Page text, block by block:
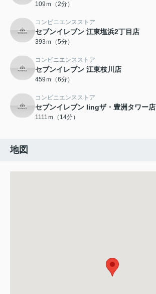
109ｍ（2分）
コンビニエンスストア
セブンイレブン 江東塩浜2丁目店
393ｍ（5分）
コンビニエンスストア
セブンイレブン 江東枝川店
459ｍ（6分）
コンビニエンスストア
セブンイレブン Iingザ・豊洲タワー店
1111ｍ（14分）
地図